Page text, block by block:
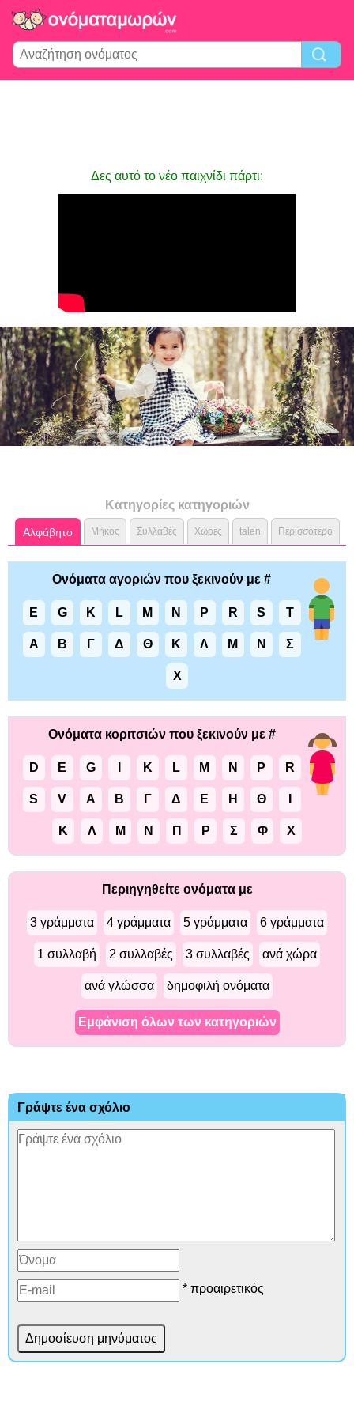
Δες αυτό το νέο παιχνίδι πάρτι:
Κατηγορίες κατηγοριών
Αλφάβητο Μήκος Συλλαβές Χώρες talen Περισσότερο
Ονόματα αγοριών που ξεκινούν με #
E G K L M N P R S T
Α Β Γ Δ Θ Κ Λ Μ Ν Σ
Χ
Ονόματα κοριτσιών που ξεκινούν με #
D E G K L M N P R
S V Α Β Γ Δ Ε Η Θ
Κ Λ Μ Ν Π Ρ Σ Φ Χ
Περιηγηθείτε ονόματα με
3 γράμματα 4 γράμματα 5 γράμματα 6 γράμματα
1 συλλαβή 2 συλλαβές 3 συλλαβές ανά χώρα
ανά γλώσσα δημοφιλή ονόματα
Εμφάνιση όλων των κατηγοριών
Γράψτε ένα σχόλιο
* προαιρετικός